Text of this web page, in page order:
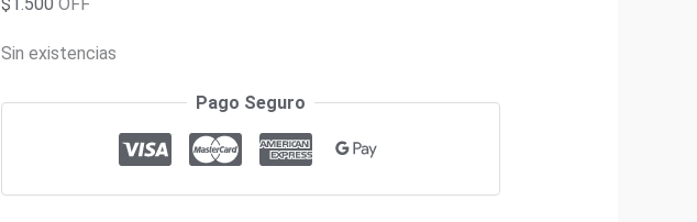
$1.500 OFF
Sin existencias
Pago Seguro